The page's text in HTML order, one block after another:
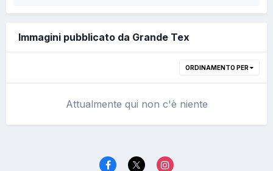
Immagini pubblicato da Grande Tex
ORDINAMENTO PER
Attualmente qui non c'è niente